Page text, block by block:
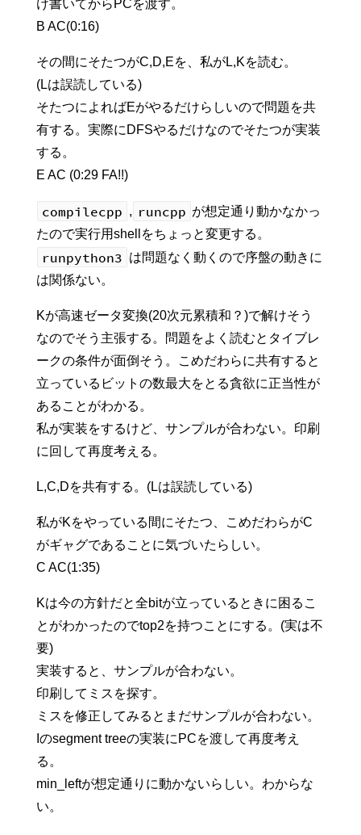
け書いてからPCを渡す。
B AC(0:16)
その間にそたつがC,D,Eを、私がL,Kを読む。
(Lは誤読している)
そたつによればEがやるだけらしいので問題を共
有する。実際にDFSやるだけなのでそたつが実装
する。
E AC (0:29 FA!!)
compilecpp , runcpp が想定通り動かなかっ
たので実行用shellをちょっと変更する。
runpython3 は問題なく動くので序盤の動きに
は関係ない。
Kが高速ゼータ変換(20次元累積和？)で解けそう
なのでそう主張する。問題をよく読むとタイブレ
ークの条件が面倒そう。こめだわらに共有すると
立っているビットの数最大をとる貪欲に正当性が
あることがわかる。
私が実装をするけど、サンプルが合わない。印刷
に回して再度考える。
L,C,Dを共有する。(Lは誤読している)
私がKをやっている間にそたつ、こめだわらがC
がギャグであることに気づいたらしい。
C AC(1:35)
Kは今の方針だと全bitが立っているときに困るこ
とがわかったのでtop2を持つことにする。(実は不
要)
実装すると、サンプルが合わない。
印刷してミスを探す。
ミスを修正してみるとまだサンプルが合わない。
Iのsegment treeの実装にPCを渡して再度考え
る。
min_leftが想定通りに動かないらしい。わからな
い。